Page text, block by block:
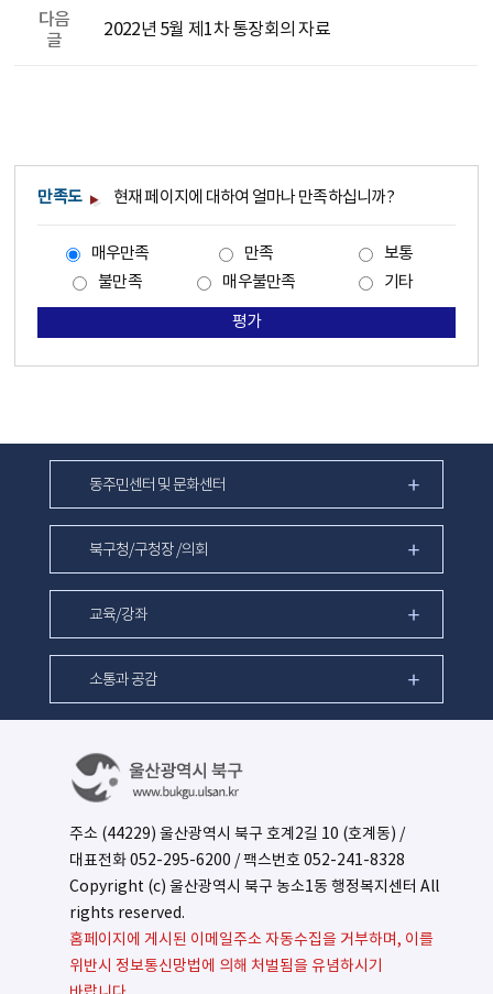
다음
글
2022년 5월 제1차 통장회의 자료
만족도 현재 페이지에 대하여 얼마나 만족하십니까?
매우만족 만족
보통
불만족
매우불만족 기타
평가
동주민센터 및 문화센터
북구청/구청장 /의회
교육/강좌
소통과 공감
주소 (44229) 울산광역시 북구 호계2길 10 (호계동) /
대표전화052-295-6200 / 팩스번호 052-241-8328
Copyright (c) 울산광역시 북구 농소1동 행정복지센터 All
rights reserved.
홈페이지에 게시된 이메일주소 자동수집을 거부하며, 이를
위반시 정보통신망법에 의해 처벌됨을 유념하시기